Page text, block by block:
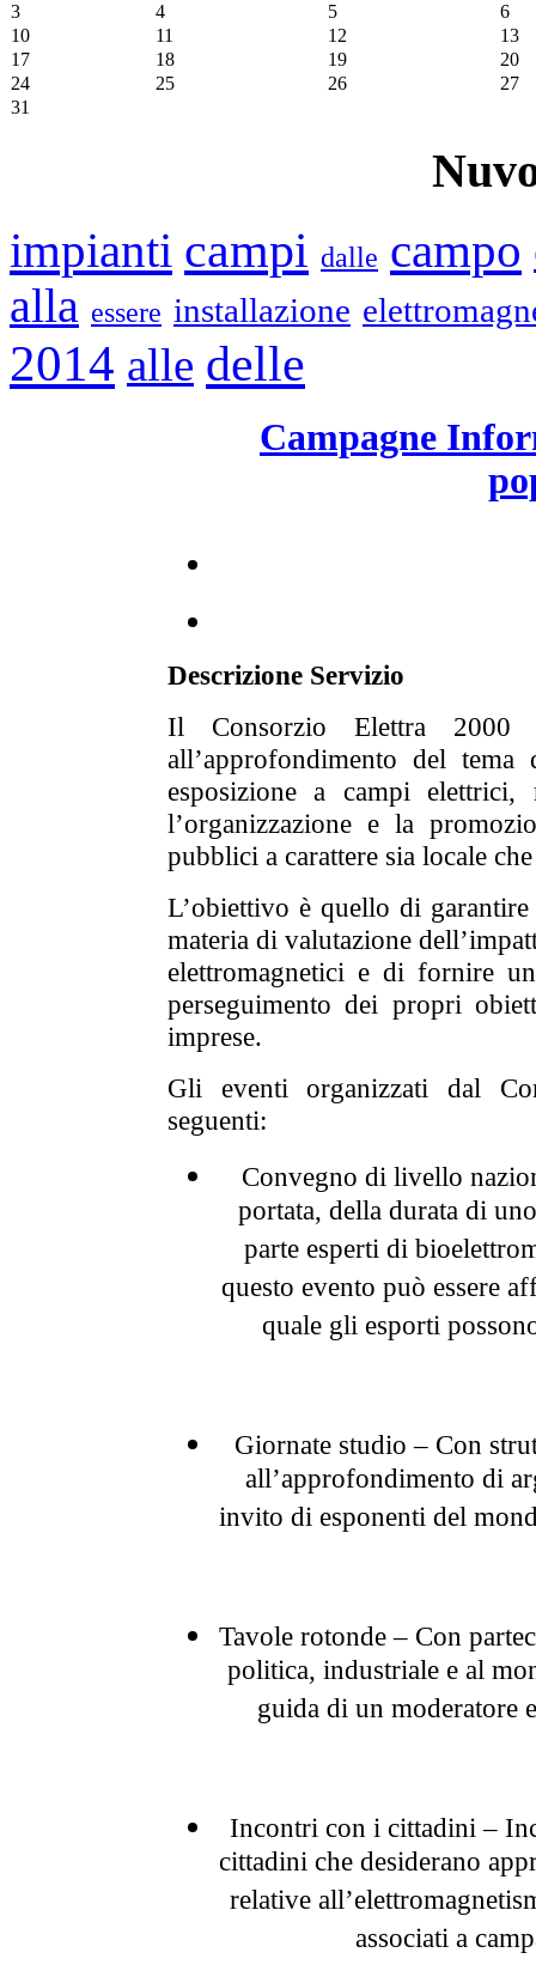
3 4 5
6
10
11 12
13
17
18 19
20
24
25 26
27
31
impianti campi dalle campo
alla essere installazione
2014 alle delle
Campagne
Descrizione Servizio
Il Consorzio Elettra 2000
all’approfondimento del
esposizione a campi elettrici,
l’organizzazione e la
pubblici a carattere sia locale
L’obiettivo è quello di
materia di valutazione
elettromagnetici e di fornire
perseguimento dei propri
imprese.
Gli eventi organizzati dal
seguenti:
Convegno di livello
portata, della durata di
parte esperti di
questo evento può essere
quale gli esporti
Giornate studio – Con
all’approfondimento di
invito di esponenti del
Tavole rotonde – Con
politica, industriale e al
guida di un moderatore
Incontri con i cittadini –
cittadini che desiderano
relative
associati a